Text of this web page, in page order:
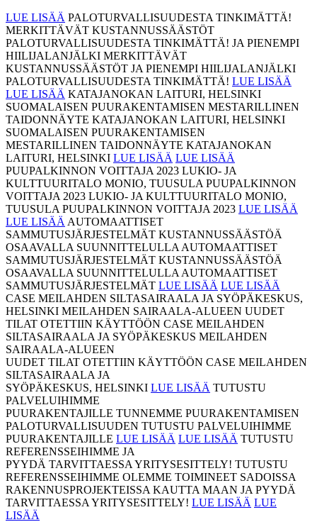
LUE LISÄÄ PALOTURVALLISUUDESTA TINKIMÄTTÄ!
MERKITTÄVÄT KUSTANNUSSÄÄSTÖT
PALOTURVALLISUUDESTA TINKIMÄTTÄ! JA PIENEMPI
HIILIJALANJÄLKI MERKITTÄVÄT
KUSTANNUSSÄÄSTÖT JA PIENEMPI HIILIJALANJÄLKI
PALOTURVALLISUUDESTA TINKIMÄTTÄ! LUE LISÄÄ
LUE LISÄÄ KATAJANOKAN LAITURI, HELSINKI
SUOMALAISEN PUURAKENTAMISEN MESTARILLINEN
TAIDONNÄYTE KATAJANOKAN LAITURI, HELSINKI
SUOMALAISEN PUURAKENTAMISEN
MESTARILLINEN TAIDONNÄYTE KATAJANOKAN
LAITURI, HELSINKI LUE LISÄÄ LUE LISÄÄ
PUUPALKINNON VOITTAJA 2023 LUKIO- JA
KULTTUURITALO MONIO, TUUSULA PUUPALKINNON
VOITTAJA 2023 LUKIO- JA KULTTUURITALO MONIO,
TUUSULA PUUPALKINNON VOITTAJA 2023 LUE LISÄÄ
LUE LISÄÄ AUTOMAATTISET
SAMMUTUSJÄRJESTELMÄT KUSTANNUSSÄÄSTÖÄ
OSAAVALLA SUUNNITTELULLA AUTOMAATTISET
SAMMUTUSJÄRJESTELMÄT KUSTANNUSSÄÄSTÖÄ
OSAAVALLA SUUNNITTELULLA AUTOMAATTISET
SAMMUTUSJÄRJESTELMÄT LUE LISÄÄ LUE LISÄÄ
CASE MEILAHDEN SILTASAIRAALA JA SYÖPÄKESKUS,
HELSINKI MEILAHDEN SAIRAALA-ALUEEN UUDET
TILAT OTETTIIN KÄYTTÖÖN CASE MEILAHDEN
SILTASAIRAALA JA SYÖPÄKESKUS MEILAHDEN
SAIRAALA-ALUEEN
UUDET TILAT OTETTIIN KÄYTTÖÖN CASE MEILAHDEN
SILTASAIRAALA JA
SYÖPÄKESKUS, HELSINKI LUE LISÄÄ TUTUSTU
PALVELUIHIMME
PUURAKENTAJILLE TUNNEMME PUURAKENTAMISEN
PALOTURVALLISUUDEN TUTUSTU PALVELUIHIMME
PUURAKENTAJILLE LUE LISÄÄ LUE LISÄÄ TUTUSTU
REFERENSSEIHIMME JA
PYYDÄ TARVITTAESSA YRITYSESITTELY! TUTUSTU
REFERENSSEIHIMME OLEMME TOIMINEET SADOISSA
RAKENNUSPROJEKTEISSA KAUTTA MAAN JA PYYDÄ
TARVITTAESSA YRITYSESITTELY! LUE LISÄÄ LUE
LISÄÄ